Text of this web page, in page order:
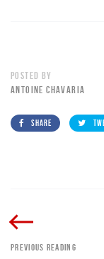
POSTED BY
ANTOINE CHAVARIA
SHARE
PREVIOUS READING